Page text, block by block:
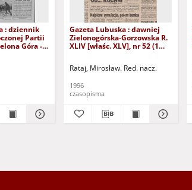
: dziennik
Partii
Góra -
Gazeta Lubuska : dawniej
Zielonogórska-Gorzowska R.
XLIV [właśc. XLV], nr 52 (1
Rataj, Mirosław. Red. nacz.
1996
czasopisma